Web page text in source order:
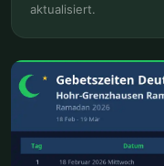
aktualisiert.